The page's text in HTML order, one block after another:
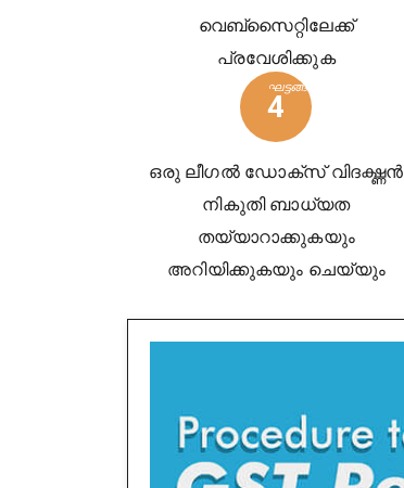
വെബ്‌സൈറ്റിലേക്ക്
പ്രവേശിക്കുക
ഘട്ടങ്ങൾ
4
ഒരു ലീഗൽ ഡോക്സ് വിദഗ്ദ്ധൻ
നികുതി ബാധ്യത
തയ്യാറാക്കുകയും
അറിയിക്കുകയും ചെയ്യും